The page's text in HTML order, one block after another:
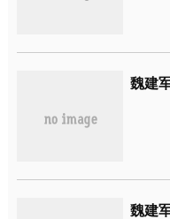
魏建
魏建